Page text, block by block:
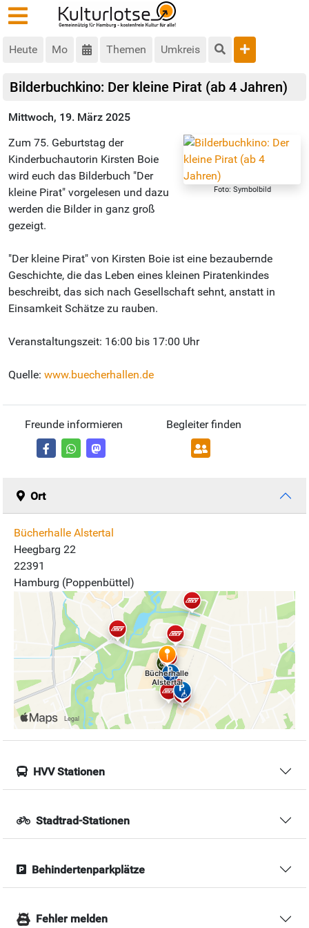
Heute Mo Themen Umkreis
Bilderbuchkino: Der kleine Pirat (ab 4 Jahren)
Mittwoch, 19. März 2025
Foto: Symbolbild
Zum 75. Geburtstag der
Kinderbuchautorin Kirsten Boie
wird euch das Bilderbuch "Der
kleine Pirat" vorgelesen und dazu
werden die Bilder in ganz groß
gezeigt.
"Der kleine Pirat" von Kirsten Boie ist eine bezaubernde
Geschichte, die das Leben eines kleinen Piratenkindes
beschreibt, das sich nach Gesellschaft sehnt, anstatt in
Einsamkeit Schätze zu rauben.
Veranstaltungszeit: 16:00 bis 17:00 Uhr
Quelle: www.buecherhallen.de
Freunde informieren Begleiter finden
Ort
Bücherhalle Alstertal
Heegbarg 22
22391
Hamburg (Poppenbüttel)
HVV Stationen
Stadtrad-Stationen
Behindertenparkplätze
Fehler melden